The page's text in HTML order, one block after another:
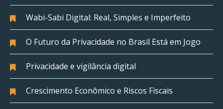
Wabi-Sabi Digital: Real, Simples e Imperfeito
O Futuro da Privacidade no Brasil Está em Jogo
Privacidade e vigilância digital
Crescimento Econômico e Riscos Fiscais